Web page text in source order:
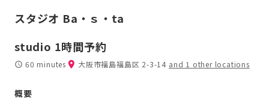
スタジオ Ba・ｓ・ta
studio 1時間予約
60 minutes 大阪市福島福島区 2-3-14 and 1 other locations
概要